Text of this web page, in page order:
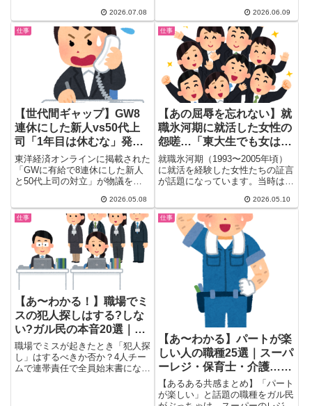
な愚痴、なぜ会社はクビにできな
いのか、お局・パワハラ上司との
付き合い方や効果的な対処法ま
で、体験談ベースで一気にまとめ
2026.07.08
「職場を変えた方がいい」が圧倒
的多数意見。子持ちパート主婦の
リアルな本音と、気楽に働ける職
場選びのコツをまとめました。
2026.06.09
仕事
【世代間ギャップ】GW8
連休にした新人vs50代上
司「1年目は休むな」発言
にガル民ドン引き｜有給は
権利論争
東洋経済オンラインに掲載された
「GWに有給で8連休にした新人
と50代上司の対立」が物議を醸
2026.05.08
仕事
【あの屈辱を忘れない】就
職氷河期に就活した女性の
怨嗟…「東大生でも女は採
らない」ガル民が語る男女
差別の実態
就職氷河期（1993〜2005年頃）
に就活を経験した女性たちの証言
が話題になっています。当時は
2026.05.10
仕事
【あ〜わかる！】職場でミ
スの犯人探しはする?しな
い?ガル民の本音20選｜連
帯責任vs原因究明の正しい
考え方
職場でミスが起きたとき「犯人探
し」はするべきか否か？4人チー
ムで連帯責任で全員始末書になっ
仕事
【あ〜わかる】パートが楽
しい人の職種25選｜スーパ
ーレジ・保育士・介護…み
んなの本音
【あるある共感まとめ】「パート
が楽しい」と話題の職種をガル民